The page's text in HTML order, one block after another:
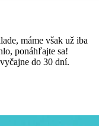
máme však už iba
ponáhľajte sa!
do 30 dní.